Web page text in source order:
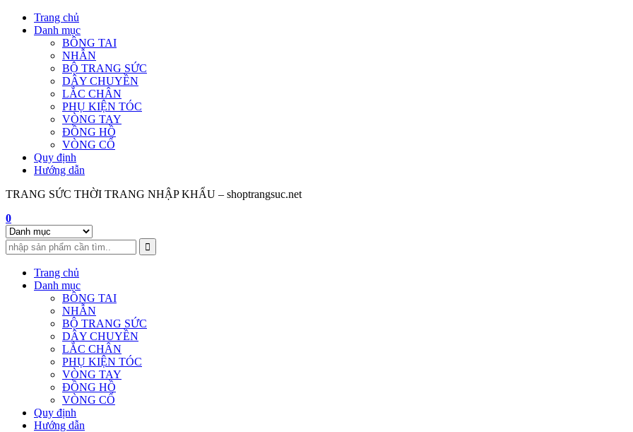
Skip
Trang chủ
Danh mục
BÔNG TAI
NHẪN
BỘ TRANG SỨC
DÂY CHUYỀN
LẮC CHÂN
PHỤ KIỆN TÓC
VÒNG TAY
ĐỒNG HỒ
VÒNG CỔ
Quy định
Hướng dẫn
TRANG SỨC THỜI TRANG NHẬP KHẨU – shoptrangsuc.net
0
Trang chủ
Danh mục
BÔNG TAI
NHẪN
BỘ TRANG SỨC
DÂY CHUYỀN
LẮC CHÂN
PHỤ KIỆN TÓC
VÒNG TAY
ĐỒNG HỒ
VÒNG CỔ
Quy định
Hướng dẫn